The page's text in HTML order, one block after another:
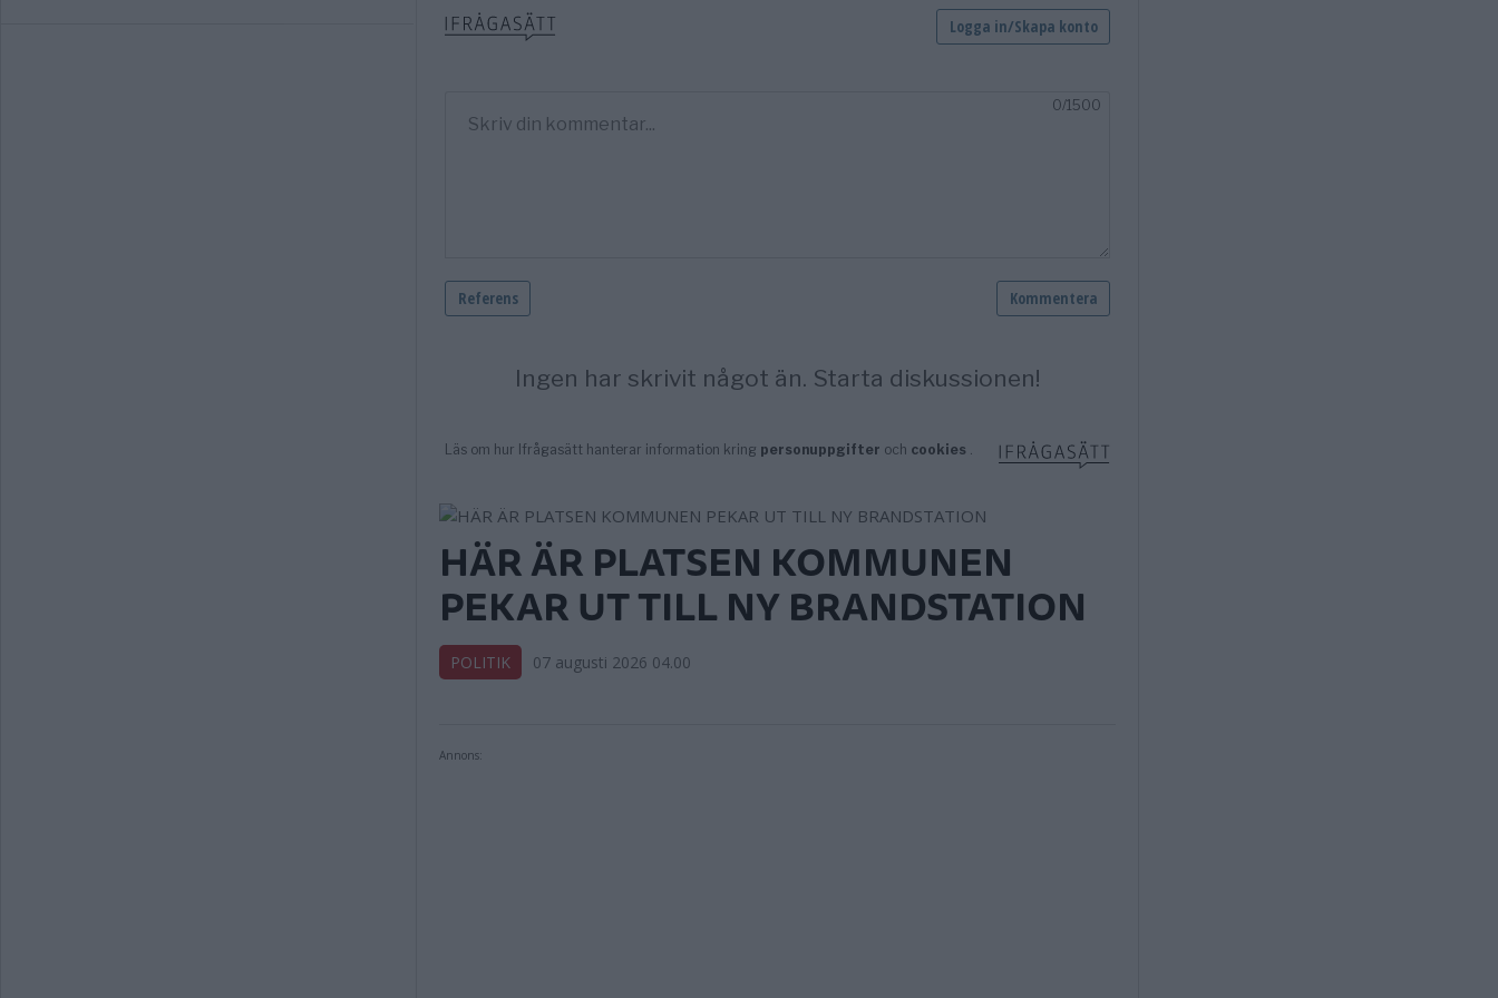
HÄR ÄR PLATSEN KOMMUNEN
PEKAR UT TILL NY BRANDSTATION
POLITIK 07 augusti 2026 04.00
Annons: